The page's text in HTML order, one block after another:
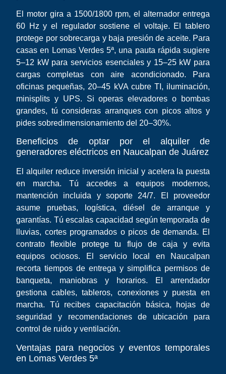
El motor gira a 1500/1800 rpm, el alternador entrega
60 Hz y el regulador sostiene el voltaje. El tablero
protege por sobrecarga y baja presión de aceite. Para
casas en Lomas Verdes 5ª, una pauta rápida sugiere
5–12 kW para servicios esenciales y 15–25 kW para
cargas completas con aire acondicionado. Para
oficinas pequeñas, 20–45 kVA cubre TI, iluminación,
minisplits y UPS. Si operas elevadores o bombas
grandes, tú consideras arranques con picos altos y
pides sobredimensionamiento del 20–30%.
Beneficios de optar por el alquiler de
generadores eléctricos en Naucalpan de Juárez
El alquiler reduce inversión inicial y acelera la puesta
en marcha. Tú accedes a equipos modernos,
mantención incluida y soporte 24/7. El proveedor
asume pruebas, logística, diésel de arranque y
garantías. Tú escalas capacidad según temporada de
lluvias, cortes programados o picos de demanda. El
contrato flexible protege tu flujo de caja y evita
equipos ociosos. El servicio local en Naucalpan
recorta tiempos de entrega y simplifica permisos de
banqueta, maniobras y horarios. El arrendador
gestiona cables, tableros, conexiones y puesta en
marcha. Tú recibes capacitación básica, hojas de
seguridad y recomendaciones de ubicación para
control de ruido y ventilación.
Ventajas para negocios y eventos temporales
en Lomas Verdes 5ª